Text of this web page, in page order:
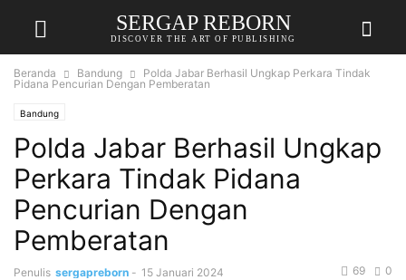
SERGAP REBORN
DISCOVER THE ART OF PUBLISHING
Beranda Bandung
Polda Jabar Berhasil Ungkap Perkara Tindak
Pidana Pencurian Dengan Pemberatan
Bandung
Polda Jabar Berhasil Ungkap
Perkara Tindak Pidana
Pencurian Dengan
Pemberatan
Penulis sergapreborn - 15 Januari 2024 0
69